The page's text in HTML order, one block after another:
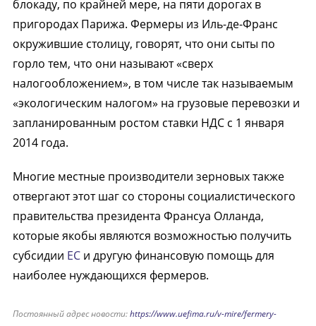
блокаду, по крайней мере, на пяти дорогах в
пригородах Парижа. Фермеры из Иль-де-Франс
окружившие столицу, говорят, что они сыты по
горло тем, что они называют «сверх
налогообложением», в том числе так называемым
«экологическим налогом» на грузовые перевозки и
запланированным ростом ставки НДС с 1 января
2014 года.
Многие местные производители зерновых также
отвергают этот шаг со стороны социалистического
правительства президента Франсуа Олланда,
которые якобы являются возможностью получить
субсидии ЕСи другую финансовую помощь для
наиболее нуждающихся фермеров.
Постоянный адрес новости:https://www.uefima.ru/v-mire/fermery-